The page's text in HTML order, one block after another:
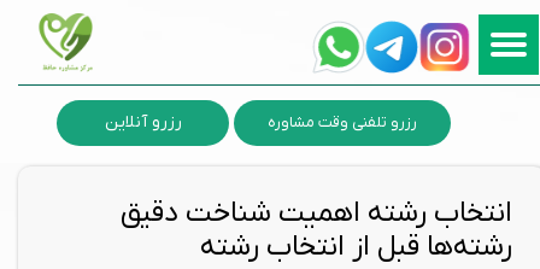
انتخاب رشته اهمیت شناخت دقیق
رشته‌ها قبل از انتخاب رشته
رزرو تلفنی وقت مشاوره رزرو آنلاین